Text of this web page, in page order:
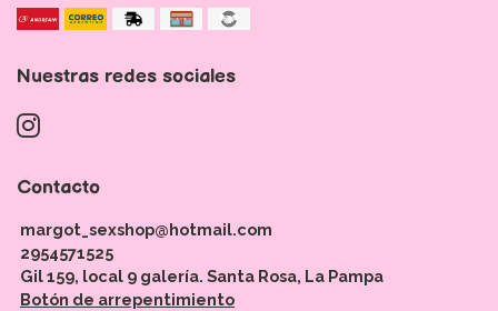
Nuestras redes sociales
Contacto
margot_sexshop@hotmail.com
2954571525
Gil 159, local 9 galería. Santa Rosa, La Pampa
Botón de arrepentimiento